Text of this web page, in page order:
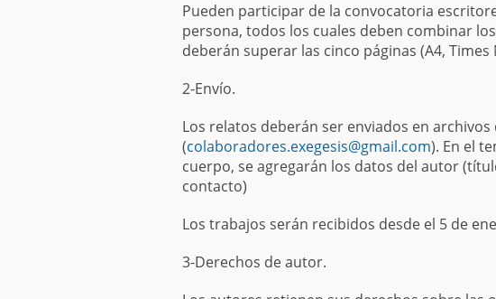
Pueden participar de la convocatoria
persona, todos los cuales deben combinar
deberán superar las cinco páginas (A4,
2-Envío.
Los relatos deberán ser enviados en
(colaboradores.exegesis@gmail.com). En el
cuerpo, se agregarán los datos del autor
contacto)
Los trabajos serán recibidos desde el 5 de
3-Derechos de autor.